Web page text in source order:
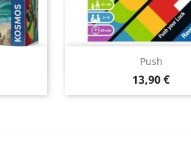
Push
Prix
13,90 €
Aperçu rapide